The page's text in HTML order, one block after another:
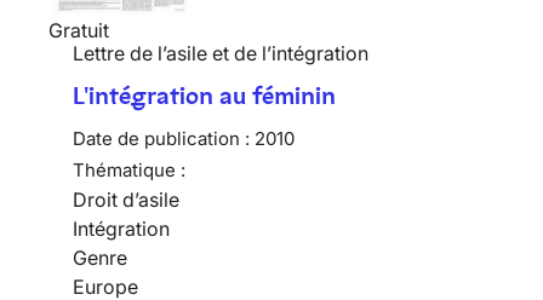
Gratuit
Lettre de l’asile et de l’intégration
L'intégration au féminin
Date de publication : 2010
Thématique :
Droit d’asile
Intégration
Genre
Europe